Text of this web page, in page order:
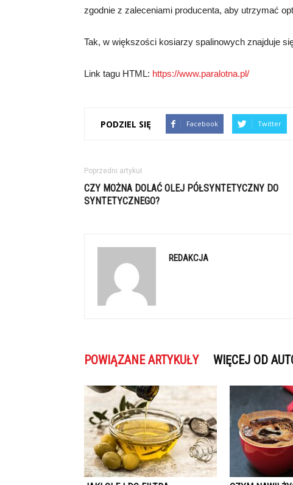
zgodnie z zaleceniami producenta, aby utrzymać
Tak, w większości kosiarzy spalinowych znajduje
Link tagu HTML: https://www.paralotna.pl/
PODZIEL SIĘ Facebook Twitter
Poprzedni artykuł
CZY MOŻNA DOLAĆ OLEJ PÓŁSYNTETYCZNY DO
SYNTETYCZNEGO?
REDAKCJA
POWIĄZANE ARTYKUŁY WIĘCEJ OD